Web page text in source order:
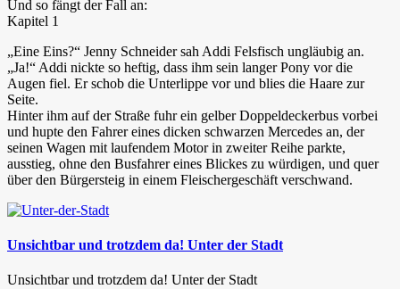
Und so fängt der Fall an:
Kapitel 1
„Eine Eins?“ Jenny Schneider sah Addi Felsfisch ungläubig an.
„Ja!“ Addi nickte so heftig, dass ihm sein langer Pony vor die
Augen fiel. Er schob die Unterlippe vor und blies die Haare zur
Seite.
Hinter ihm auf der Straße fuhr ein gelber Doppeldeckerbus vorbei
und hupte den Fahrer eines dicken schwarzen Mercedes an, der
seinen Wagen mit laufendem Motor in zweiter Reihe parkte,
ausstieg, ohne den Busfahrer eines Blickes zu würdigen, und quer
über den Bürgersteig in einem Fleischergeschäft verschwand.
Unsichtbar und trotzdem da! Unter der Stadt
Unsichtbar und trotzdem da! Unter der Stadt